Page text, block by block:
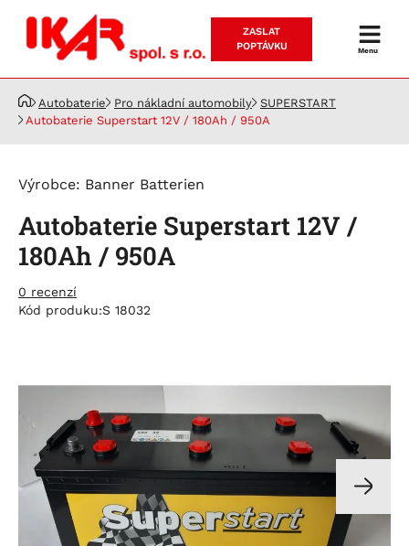
Prodej
servis
akumulátorů
ZASLAT
POPTÁVKU
Menu
Autobaterie Pro nákladní automobily SUPERSTART
Autobaterie Superstart 12V / 180Ah / 950A
Výrobce: Banner Batterien
Autobaterie Superstart 12V /
180Ah / 950A
0 recenzí
Kód produku:S 18032